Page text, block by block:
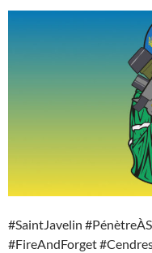
#SaintJavelin
#FireAndForget